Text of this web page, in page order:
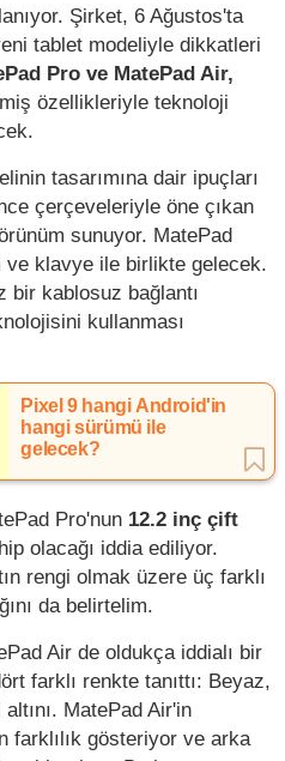
Şirket, 6 Ağustos'ta
tablet modeliyle dikkatleri
Pro ve MatePad Air,
özellikleriyle teknoloji
tasarımına dair ipuçları
çerçeveleriyle öne çıkan
sunuyor. MatePad
ve klavye ile birlikte gelecek.
bir kablosuz bağlantı
kullanması
Pixel 9 hangi Android'in
hangi sürümü ile
gelecek?
Pro'nun 12.2 inç çift
olacağı iddia ediliyor.
rengi olmak üzere üç farklı
da belirtelim.
Air de oldukça iddialı bir
farklı renkte tanıttı: Beyaz,
MatePad Air'in
farklılık gösteriyor ve arka